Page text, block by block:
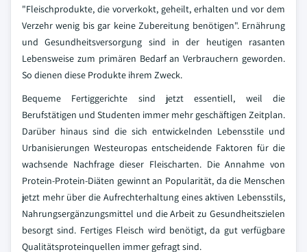
"Fleischprodukte, die vorverkokt, geheilt, erhalten und vor dem
Verzehr wenig bis gar keine Zubereitung benötigen". Ernährung
und Gesundheitsversorgung sind in der heutigen rasanten
Lebensweise zum primären Bedarf an Verbrauchern geworden.
So dienen diese Produkte ihrem Zweck.
Bequeme Fertiggerichte sind jetzt essentiell, weil die
Berufstätigen und Studenten immer mehr geschäftigen Zeitplan.
Darüber hinaus sind die sich entwickelnden Lebensstile und
Urbanisierungen Westeuropas entscheidende Faktoren für die
wachsende Nachfrage dieser Fleischarten. Die Annahme von
Protein-Protein-Diäten gewinnt an Popularität, da die Menschen
jetzt mehr über die Aufrechterhaltung eines aktiven Lebensstils,
Nahrungsergänzungsmittel und die Arbeit zu Gesundheitszielen
besorgt sind. Fertiges Fleisch wird benötigt, da gut verfügbare
Qualitätsproteinquellen immer gefragt sind.